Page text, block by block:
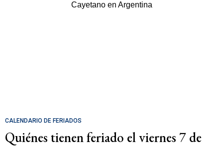
CALENDARIO DE FERIADOS
Quiénes tienen feriado el viernes 7 de